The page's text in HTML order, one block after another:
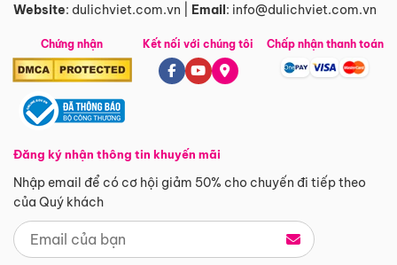
Website: dulichviet.com.vn Email: info@dulichviet.com.vn
Chứng nhận
Đăng ký nhận thông tin khuyến mãi
Nhập email để có cơ hội giảm 50% cho chuyến đi tiếp theo
của Quý khách
Kết nối với chúng tôi Chấp nhận thanh toán